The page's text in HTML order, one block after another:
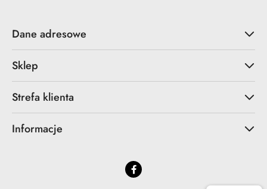
Dane adresowe
Sklep
Strefa klienta
Informacje